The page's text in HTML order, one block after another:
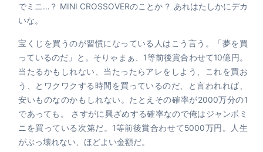
でミニ…？ MINI CROSSOVERのことか？ あれはたしかにデカ
いな。
宝くじを買うのが習慣になっている人はこう言う。「夢を買
っているのだ」と。そりゃまぁ、1等前後賞合わせて10億円。
当たるかもしれない、当たったらアレをしよう、これを買お
う、とワクワクする時間を買っているのだ、と言われれば、
安いものなのかもしれない。たとえその確率が2000万分の1
であっても。 さすがに興ざめする確率なので俺はジャンボミ
ニを買っている次第だ。1等前後賞合わせて5000万円。人生
がぶっ壊れない、ほどよい金額だ。